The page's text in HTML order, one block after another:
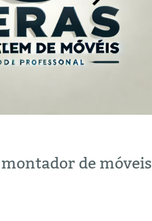
de móveis